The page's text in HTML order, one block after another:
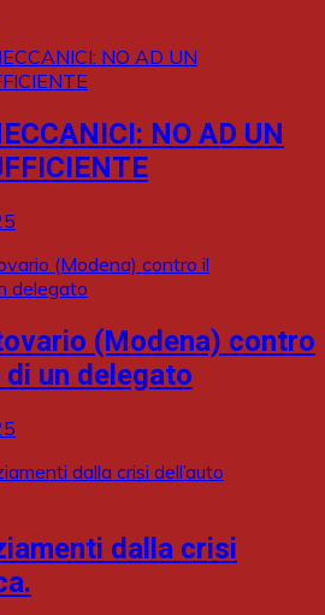
NO AD UN
(Modena) contro
un delegato
dalla crisi